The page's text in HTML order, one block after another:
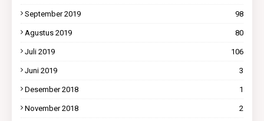
September 2019 98
Agustus 2019 80
Juli 2019 106
Juni 2019 3
Desember 2018 1
November 2018 2